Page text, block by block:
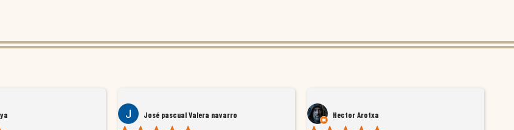
José pascual Valera navarro Hector Arotxa